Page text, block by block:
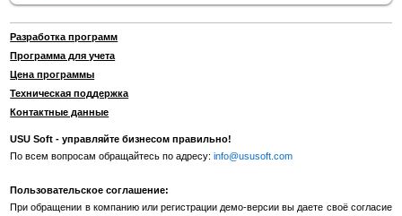
Разработка программ
Программа для учета
Цена программы
Техническая поддержка
Контактные данные
USU Soft - управляйте бизнесом правильно!
По всем вопросам обращайтесь по адресу:info@ususoft.com
Пользовательское соглашение:
При обращении в компанию или регистрации демо-версии вы даете своё согласие